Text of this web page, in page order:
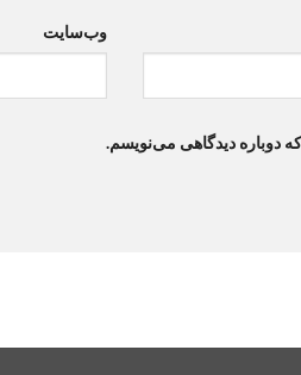
وب‌سایت
دوباره دیدگاهی می‌نویسم.